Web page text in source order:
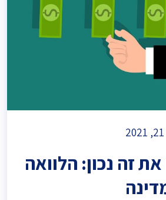
זה נכון: הלוואה